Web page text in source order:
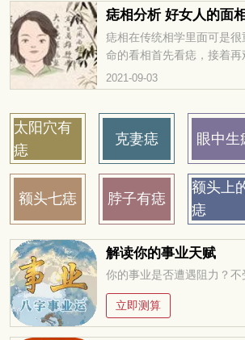
那么额头长痣的话我们运势
痣相分析 好女人的面
痣相在传统相学里面可是
命的看相首先看痣，接着再
的其它特征，并不是长痣的
命，主要还是要看生长的
2021-09-03
太阳穴有
痣
克妻痣 眼中生
额头七痣 脖子有痣
额头上
痣
解读你的事业天赋
立即测算